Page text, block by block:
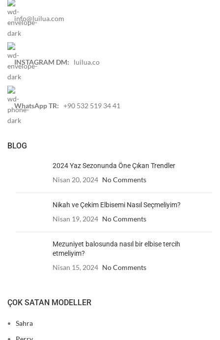
info@luilua.com
INSTAGRAM DM: luilua.co
WhatsApp TR: +90 532 519 34 41
BLOG
2024 Yaz Sezonunda Öne Çıkan Trendler
Nisan 20, 2024 No Comments
Nikah ve Çekim Elbisemi Nasıl Seçmeliyim?
Nisan 19, 2024 No Comments
Mezuniyet balosunda nasıl bir elbise tercih
etmeliyim?
Nisan 15, 2024 No Comments
ÇOK SATAN MODELLER
Sahra